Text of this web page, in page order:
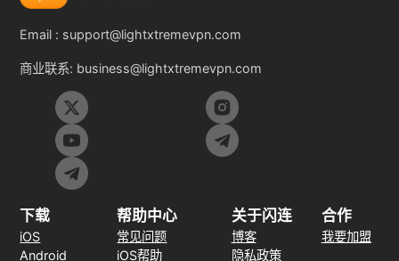
Email : support@lightxtremevpn.com
商业联系: business@lightxtremevpn.com
下载
iOS
Android
帮助中心
常见问题
iOS帮助
关于闪连
博客
隐私政策
合作
我要加盟